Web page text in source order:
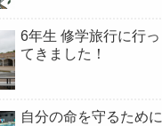
6年生 修学旅行に行っ
てきました！
自分の命を守るために